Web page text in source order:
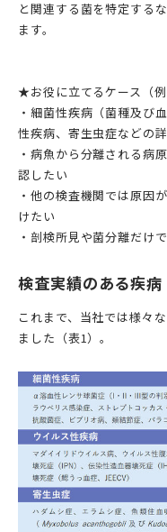
と関連する菌を特定する
ます。
★お役に立てるケース（例
・細菌性疾病（菌種及び
性疾病、寄生虫症などの
・病魚から分離される病
認したい
・他の検査機関では原因
けたい
・剖検所見や菌分離だけ
検査実績のある疾病
これまで、当社では様々
ました（表1）。